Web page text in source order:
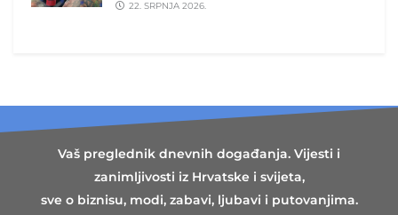
22. SRPNJA 2026.
Vaš preglednik dnevnih događanja. Vijesti i
zanimljivosti iz Hrvatske i svijeta,
sve o biznisu, modi, zabavi, ljubavi i putovanjima.